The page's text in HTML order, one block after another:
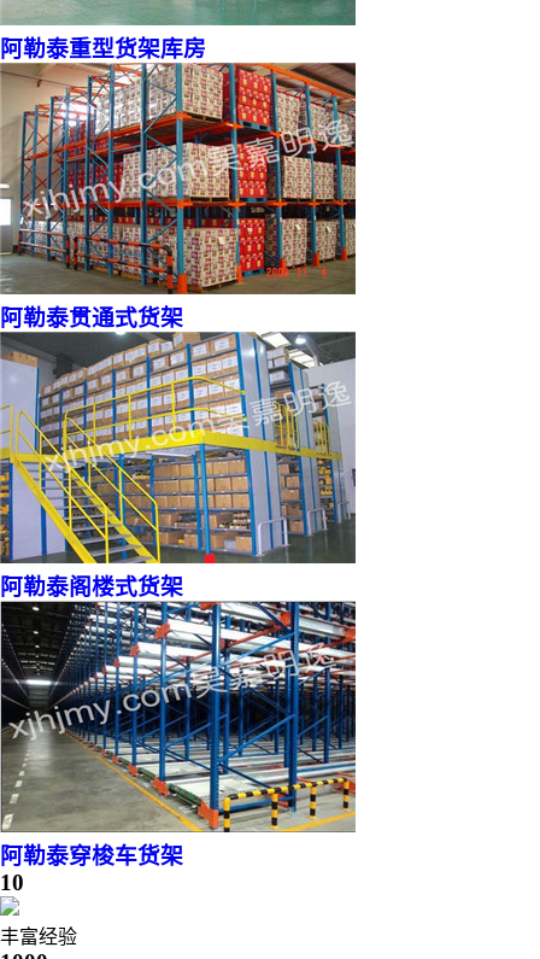
阿勒泰重型货架库房
阿勒泰贯通式货架
阿勒泰阁楼式货架
阿勒泰穿梭车货架
10
丰富经验